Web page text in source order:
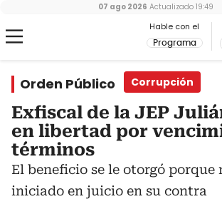
Hable con el
Programa
07 ago 2026 Actualizado 19:49
Orden Público Corrupción
Exfiscal de la JEP
en libertad por
términos
El beneficio se le otorgó porque
iniciado en juicio en su contra